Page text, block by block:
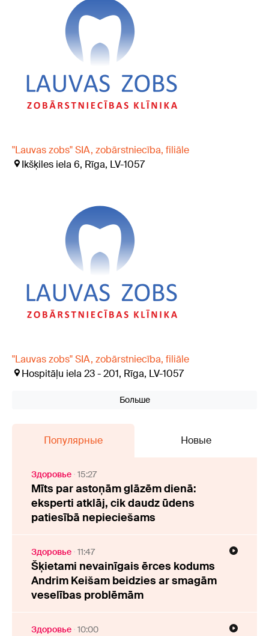
"Lauvas zobs" SIA, zobārstniecība, filiāle
Ikšķiles iela 6, Rīga, LV-1057
"Lauvas zobs" SIA, zobārstniecība, filiāle
Hospitāļu iela 23 - 201, Rīga, LV-1057
Больше
Популярные Новые
Здоровье 15:27
Mīts par astoņām glāzēm dienā:
eksperti atklāj, cik daudz ūdens
patiesībā nepieciešams
Здоровье 11:47
Šķietami nevainīgais ērces kodums
Andrim Keišam beidzies ar smagām
veselības problēmām
Здоровье 10:00